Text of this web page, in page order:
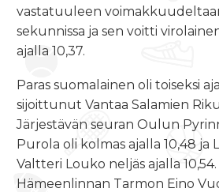
vastatuuleen
sekunnissa ja sen voitti
ajalla 10,37.
Paras suomalainen oli toiseksi
sijoittunut Vantaa Salamien
Järjestävän seuran Oulun
Purola oli kolmas ajalla 10,48 ja
Valtteri Louko neljäs ajalla 10,54.
Hämeenlinnan Tarmon Eino